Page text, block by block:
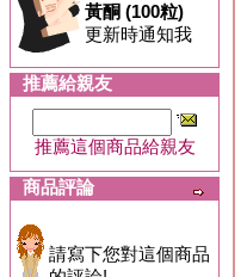
黃酮 (100粒)
更新時通知我
推薦給親友
推薦這個商品給親友
商品評論
請寫下您對這個商品